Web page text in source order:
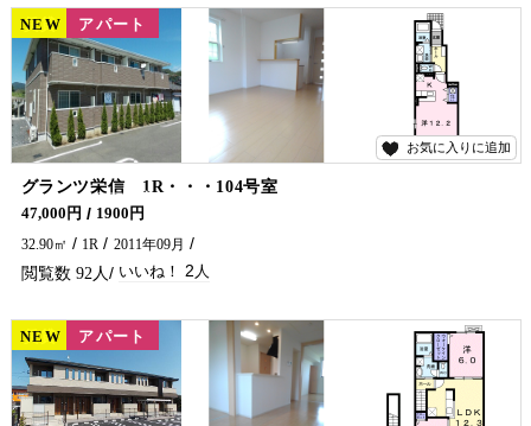
お気に入りに追加
賃貸
NEW アパート
グランツ栄信 1R・・・104号室
一人暮らしの方必見★人気エリアの物件に空予定がでました！ 延岡市でアパート・マンションをお探しでしたら是非五ヶ瀬不動産へお問合せください🏠✨
47,000円
1900円
32.90㎡
1R 2011年09月
92 2
賃貸
NEW アパート